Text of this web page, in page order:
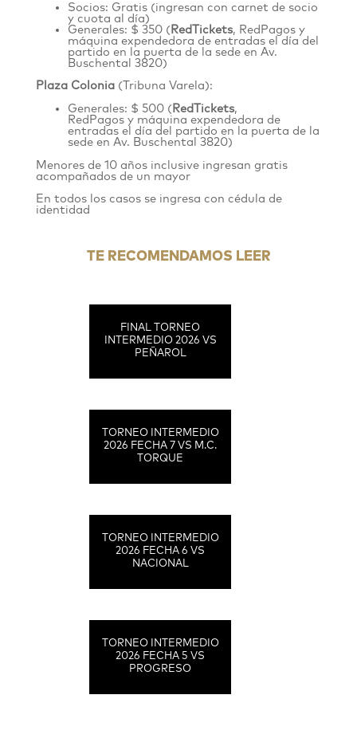
Socios: Gratis (ingresan con carnet de socio
y cuota al día)
Generales: $ 350 (RedTickets, RedPagos y
máquina expendedora de entradas el día del
partido en la puerta de la sede en Av.
Buschental 3820)
Plaza Colonia(Tribuna Varela):
Generales: $ 500 (RedTickets,
RedPagos y máquina expendedora de
entradas el día del partido en la puerta de la
sede en Av. Buschental 3820)
Menores de 10 años inclusive ingresan gratis
acompañados de un mayor
En todos los casos se ingresa con cédula de
identidad
TE RECOMENDAMOS LEER
FINAL TORNEO
INTERMEDIO 2026 VS
PEÑAROL
TORNEO INTERMEDIO
2026 FECHA 7 VS M.C.
TORQUE
TORNEO INTERMEDIO
2026 FECHA 6 VS
NACIONAL
TORNEO INTERMEDIO
2026 FECHA 5 VS
PROGRESO